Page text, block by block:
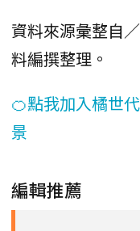
資料來源彙整自
料編撰整理。
🍊點我加入橘世
景
編輯推薦